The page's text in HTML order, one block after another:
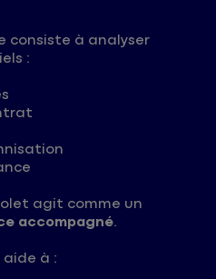
consiste à analyser
:
agit comme un
accompagné.
à :